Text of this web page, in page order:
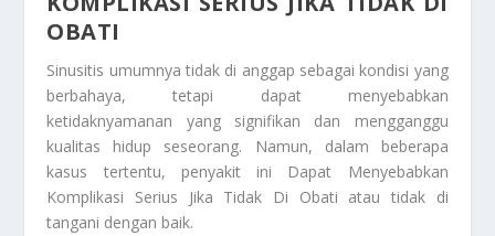
OBATI
Sinusitis umumnya tidak di anggap sebagai kondisi yang
berbahaya, tetapi dapat menyebabkan
ketidaknyamanan yang signifikan dan mengganggu
kualitas hidup seseorang. Namun, dalam beberapa
kasus tertentu, penyakit ini Dapat Menyebabkan
Komplikasi Serius Jika Tidak Di Obati atau tidak di
tangani dengan baik.